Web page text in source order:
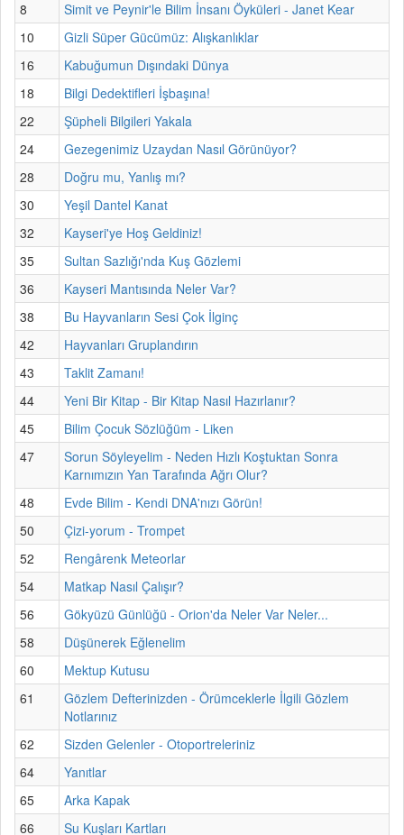
8
Simit ve Peynir'le Bilim İnsanı Öyküleri - Janet Kear
10
Gizli Süper Gücümüz: Alışkanlıklar
16
Kabuğumun Dışındaki Dünya
18
Bilgi Dedektifleri İşbaşına!
22
Şüpheli Bilgileri Yakala
24
Gezegenimiz Uzaydan Nasıl Görünüyor?
28
Doğru mu, Yanlış mı?
30
Yeşil Dantel Kanat
32
Kayseri'ye Hoş Geldiniz!
35
Sultan Sazlığı'nda Kuş Gözlemi
36
Kayseri Mantısında Neler Var?
38
Bu Hayvanların Sesi Çok İlginç
42
Hayvanları Gruplandırın
43
Taklit Zamanı!
44
Yeni Bir Kitap - Bir Kitap Nasıl Hazırlanır?
45
Bilim Çocuk Sözlüğüm - Liken
47
Sorun Söyleyelim - Neden Hızlı Koştuktan Sonra
Karnımızın Yan Tarafında Ağrı Olur?
48
Evde Bilim - Kendi DNA'nızı Görün!
50
Çizi-yorum - Trompet
52
Rengârenk Meteorlar
54
Matkap Nasıl Çalışır?
56
Gökyüzü Günlüğü - Orion'da Neler Var Neler...
58
Düşünerek Eğlenelim
60
Mektup Kutusu
61
Gözlem Defterinizden - Örümceklerle İlgili Gözlem
Notlarınız
62
Sizden Gelenler - Otoportreleriniz
64
Yanıtlar
65
Arka Kapak
66
Su Kuşları Kartları